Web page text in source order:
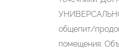
общепит/
помещения.